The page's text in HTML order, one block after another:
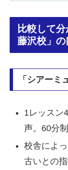
比較して
藤沢校」
「シアーミ
1レッスン
声。60分
校舎によ
古いとの